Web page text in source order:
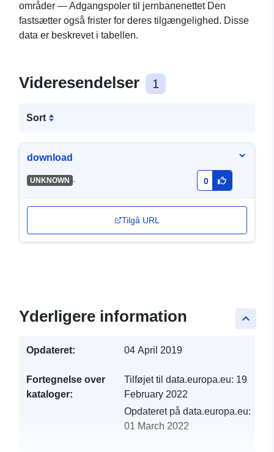
områder — Adgangspoler til jernbanenettet Den
fastsætter også frister for deres tilgængelighed. Disse
data er beskrevet i tabellen.
Videresendelser 1
Sort
download
UNKNOWN - 0
Tilgå URL
keyboard_arrow_up
Yderligere information
Opdateret: 04 April 2019
Fortegnelse over
kataloger:
Tilføjet til data.europa.eu: 19
February 2022
Opdateret på data.europa.eu:
01 March 2022